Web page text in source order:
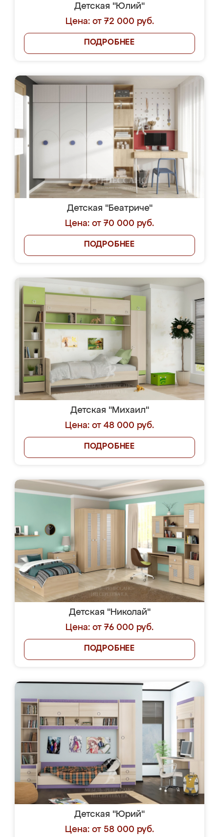
Детская "Юлий"
Цена: от 72 000 руб.
ПОДРОБНЕЕ
Детская "Беатриче"
Цена: от 70 000 руб.
ПОДРОБНЕЕ
Детская "Михаил"
Цена: от 48 000 руб.
ПОДРОБНЕЕ
Детская "Николай"
Цена: от 76 000 руб.
ПОДРОБНЕЕ
Детская "Юрий"
Цена: от 58 000 руб.